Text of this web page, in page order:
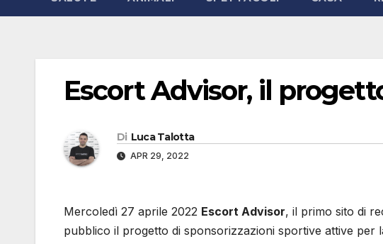
Escort Advisor, il
Di Luca Talotta
APR 29, 2022
Mercoledì 27 aprile 2022 Escort Advisor, il primo sito di
pubblico il progetto di sponsorizzazioni sportive attive per